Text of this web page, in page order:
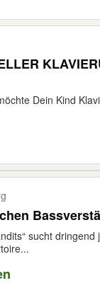
Dein Kind
sucht